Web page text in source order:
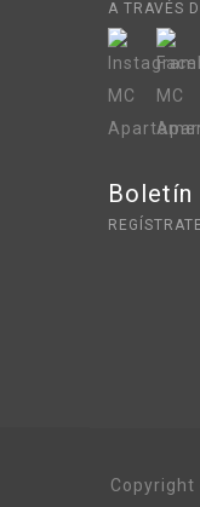
A TRAVÉS
Boletín
Copyright